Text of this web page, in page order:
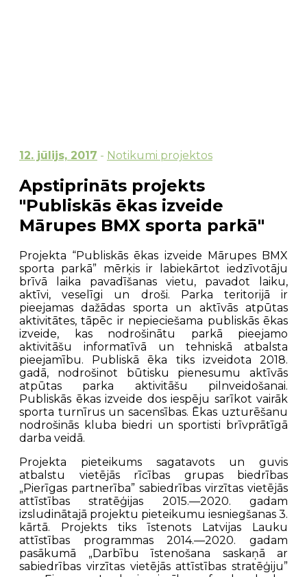
12. jūlijs, 2017 - Notikumi projektos
Apstiprināts projekts
"Publiskās ēkas izveide
Mārupes BMX sporta parkā"
Projekta “Publiskās ēkas izveide Mārupes BMX
sporta parkā” mērķis ir labiekārtot iedzīvotāju
brīvā laika pavadīšanas vietu, pavadot laiku,
aktīvi, veselīgi un droši. Parka teritorijā ir
pieejamas dažādas sporta un aktīvās atpūtas
aktivitātes, tāpēc ir nepieciešama publiskās ēkas
izveide, kas nodrošinātu parkā pieejamo
aktivitāšu informatīvā un tehniskā atbalsta
pieejamību. Publiskā ēka tiks izveidota 2018.
gadā, nodrošinot būtisku pienesumu aktīvās
atpūtas parka aktivitāšu pilnveidošanai.
Publiskās ēkas izveide dos iespēju sarīkot vairāk
sporta turnīrus un sacensības. Ēkas uzturēšanu
nodrošinās kluba biedri un sportisti brīvprātīgā
darba veidā.
Projekta pieteikums sagatavots un guvis
atbalstu vietējās rīcības grupas biedrības
„Pierīgas partnerība” sabiedrības virzītas vietējās
attīstības stratēģijas 2015.—2020. gadam
izsludinātajā projektu pieteikumu iesniegšanas 3.
kārtā. Projekts tiks īstenots Latvijas Lauku
attīstības programmas 2014.—2020. gadam
pasākumā „Darbību īstenošana saskaņā ar
sabiedrības virzītas vietējās attīstības stratēģiju”